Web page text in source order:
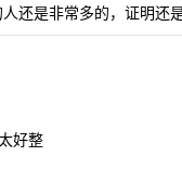
还是非常多的，证明还
好整